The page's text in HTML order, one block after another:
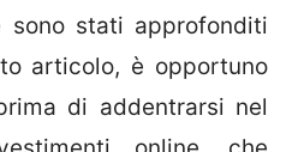
sono stati approfonditi
articolo, è opportuno
di addentrarsi nel